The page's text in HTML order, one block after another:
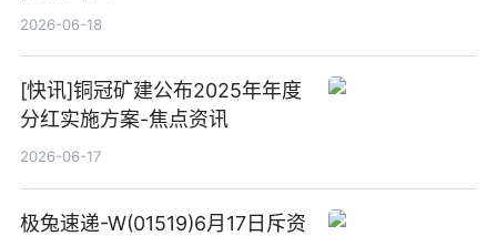
2026-06-18
[快讯]铜冠矿建公布2025年年度
分红实施方案-焦点资讯
2026-06-17
极兔速递-W(01519)6月17日斥资